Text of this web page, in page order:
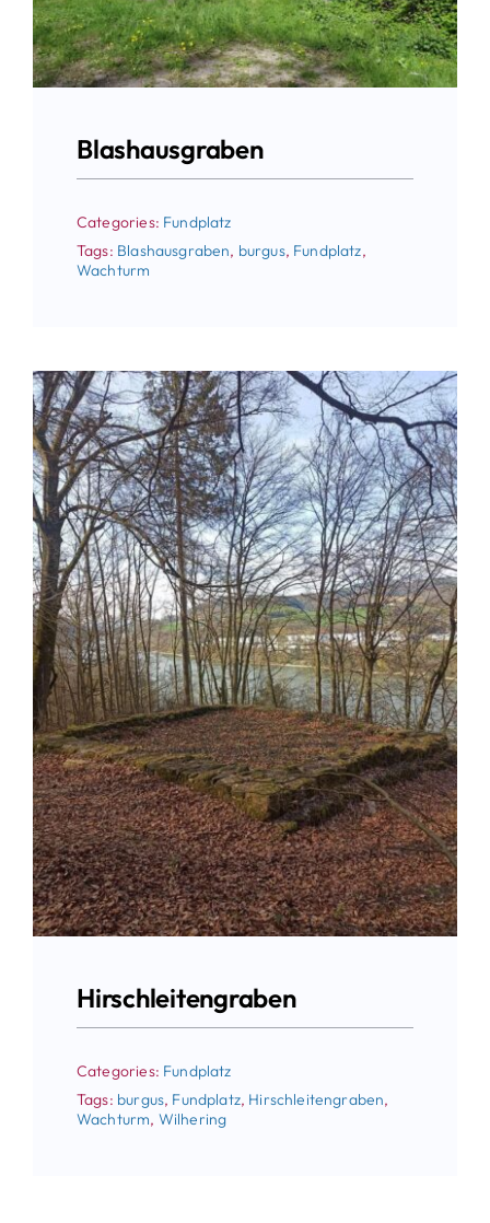
Blashausgraben
Categories: Fundplatz
Tags: Blashausgraben, burgus, Fundplatz,
Wachturm
Hirschleitengraben
Categories: Fundplatz
Tags: burgus, Fundplatz, Hirschleitengraben,
Wachturm, Wilhering